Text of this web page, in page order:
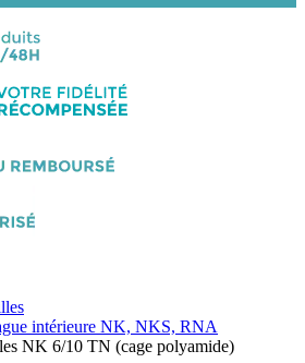
intérieure NK, NKS, RNA
NK 6/10 TN (cage polyamide)